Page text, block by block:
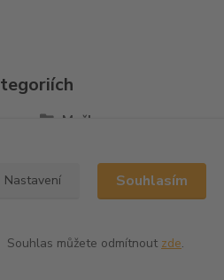
Mušky
Nastavení Souhlasím
Souhlas můžete odmítnout zde.